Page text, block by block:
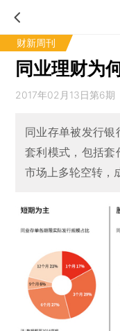
财新周刊
同业理财为
2017年02月13日第6期
同业存单被发行
套利模式，包括套
市场上多轮空转，